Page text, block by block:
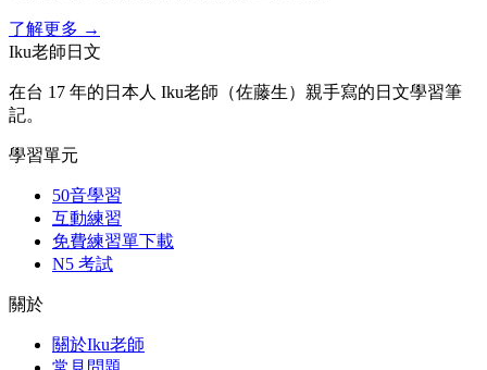
了解更多 →
Iku老師日文
在台 17 年的日本人 Iku老師（佐藤生）親手寫的日文學習筆
記。
學習單元
50音學習
互動練習
免費練習單下載
N5 考試
關於
關於Iku老師